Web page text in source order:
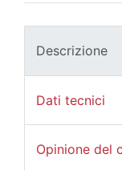
Descrizione
Dati tecnici
Opinione del